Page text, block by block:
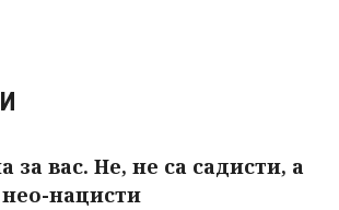
вас. Не, не са садисти, а
нацисти